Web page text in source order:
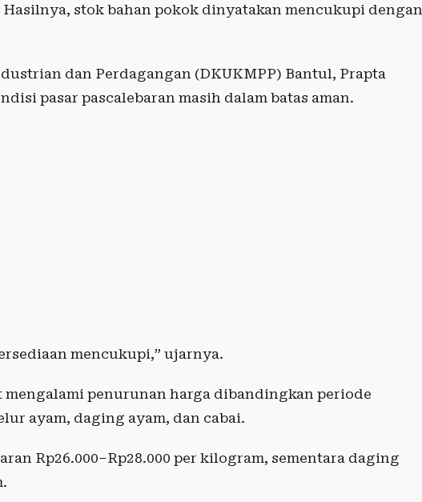
stok bahan pokok dinyatakan mencukupi dengan
dan Perdagangan (DKUKMPP) Bantul, Prapta
pasar pascalebaran masih dalam batas aman.
mencukupi,” ujarnya.
mengalami penurunan harga dibandingkan periode
ayam, daging ayam, dan cabai.
Rp26.000–Rp28.000 per kilogram, sementara daging